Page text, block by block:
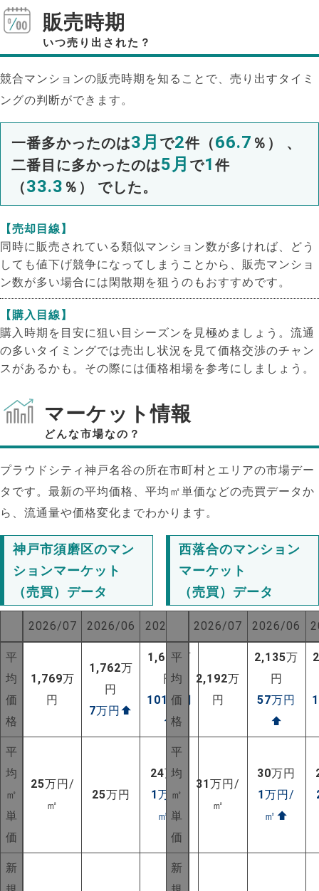
販売時期
いつ売り出された？
競合マンションの販売時期を知ることで、売り出すタイミ
ングの判断ができます。
一番多かったのは3月 で2件（66.7 ％） 、
二番目に多かったのは5月 で1 件
（33.3 ％） でした。
【売却目線】
同時に販売されている類似マンション数が多ければ、どう
しても値下げ競争になってしまうことから、販売マンショ
ン数が多い場合には閑散期を狙うのもおすすめです。
【購入目線】
購入時期を目安に狙い目シーズンを見極めましょう。流通
の多いタイミングでは売出し状況を見て価格交渉のチャン
スがあるかも。その際には価格相場を参考にしましょう。
マーケット情報
どんな市場なの？
プラウドシティ神戸名谷の所在市町村とエリアの市場デー
タです。最新の平均価格、平均㎡単価などの売買データか
ら、流通量や価格変化までわかります。
神戸市須磨区のマン
ションマーケット
（売買）データ
2026/07 2026/06 2025/07
平
均
価
格
1,769万
円
1,762万
円
7万円 ⬆
1,668万
円
101 万円
⬆
平
均
㎡
単
価
25万円/
㎡
25万円
24万円
1万円/
㎡ ⬆
新
西落合のマンション
マーケット
（売買）データ
2026/07 2026/06
平
均
価
格
2,192万
円
2,135万
円
57万円
⬆
平
均
㎡
単
価
31万円/
㎡
30万円
1万円/
㎡ ⬆
新